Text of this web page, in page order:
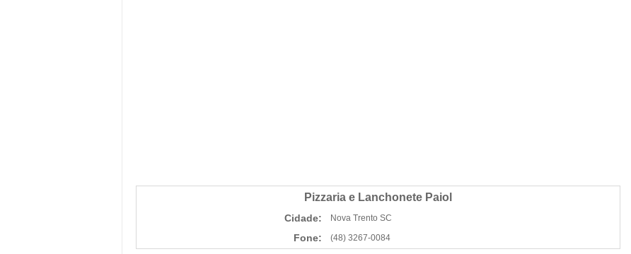
Pizzaria e Lanchonete Paiol
Cidade: Nova Trento SC
Fone: (48) 3267-0084